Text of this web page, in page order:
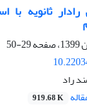
ثانویه با
29-50
راد
919.68 K